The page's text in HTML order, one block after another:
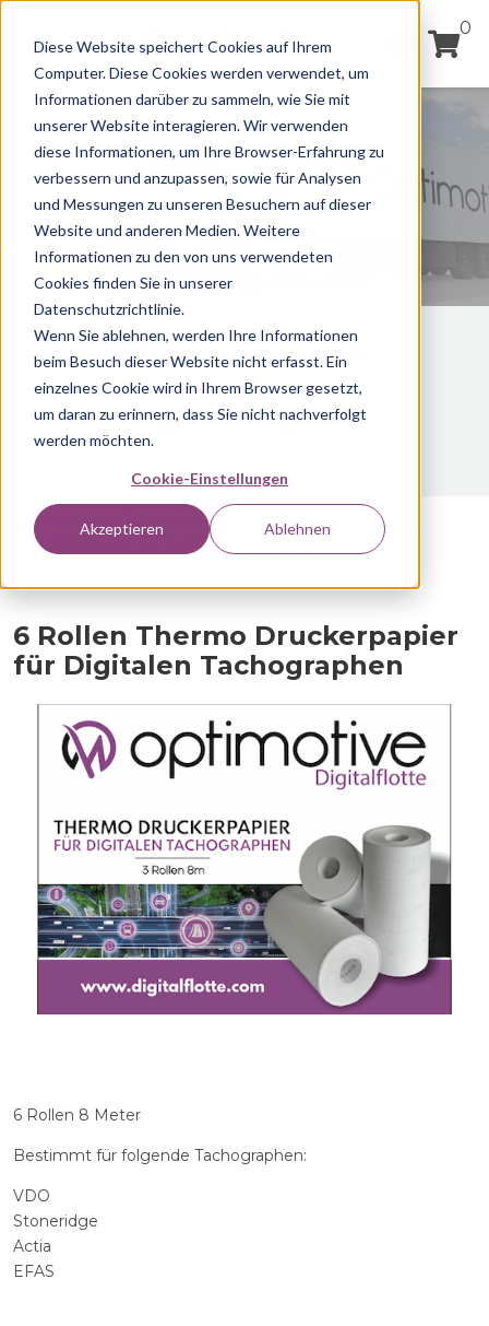
Diese Website speichert Cookies auf Ihrem
Computer. Diese Cookies werden verwendet, um
Informationen darüber zu sammeln, wie Sie mit
unserer Website interagieren. Wir verwenden
diese Informationen, um Ihre Browser-Erfahrung zu
verbessern und anzupassen, sowie für Analysen
und Messungen zu unseren Besuchern auf dieser
Website und anderen Medien. Weitere
Informationen zu den von uns verwendeten
Cookies finden Sie in unserer
Datenschutzrichtlinie.
Wenn Sie ablehnen, werden Ihre Informationen
beim Besuch dieser Website nicht erfasst. Ein
einzelnes Cookie wird in Ihrem Browser gesetzt,
um daran zu erinnern, dass Sie nicht nachverfolgt
werden möchten.
Cookie-Einstellungen
Akzeptieren Ablehnen
0
WEBSHOP
Optimotive Digitalflotte
Alle Produkte Ortung
Home > Alle Produkte > Zubehör > 6 Rollen Thermo
Druckerpapier für Digitalen Tachographen
6 Rollen Thermo Druckerpapier
für Digitalen Tachographen
6 Rollen 8 Meter
Bestimmt für folgende Tachographen:
VDO
Stoneridge
Actia
EFAS